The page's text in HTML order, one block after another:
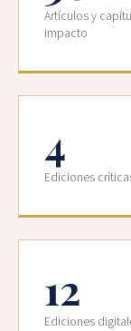
Artículos y
impacto
4
Ediciones
12
Ediciones